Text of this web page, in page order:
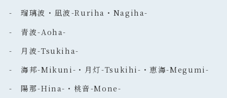
- 瑠璃波・凪波-Ruriha・Nagiha-
- 青波-Aoha-
- 月波-Tsukiha-
- 海邦-Mikuni-・月灯-Tsukihi-・恵海-Megumi-
- 陽那-Hina-・桃音-Mone-